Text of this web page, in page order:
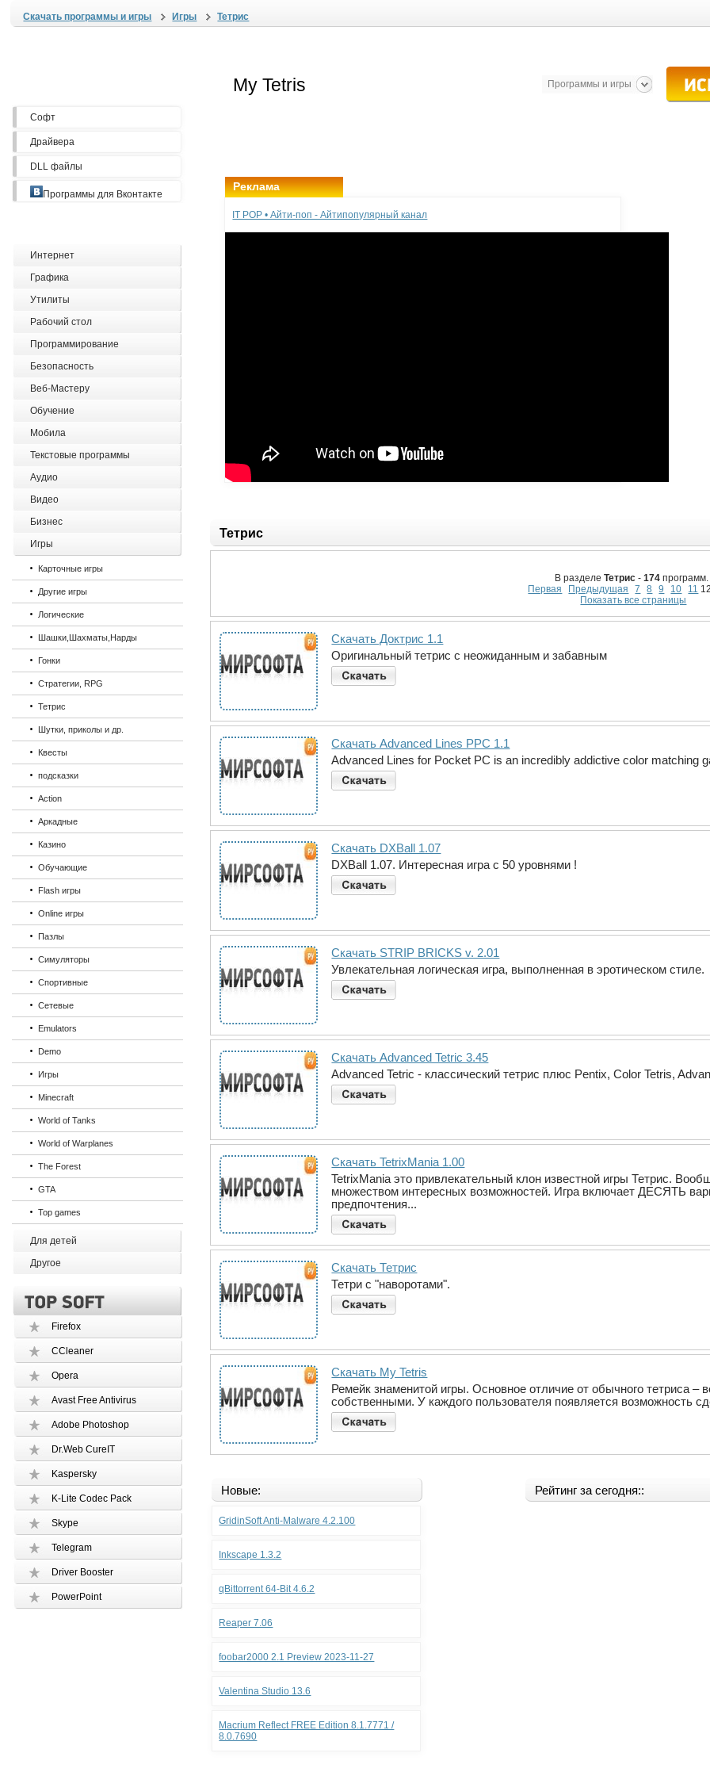
Скачать программы и игры Игры Тетрис
Программы и игры
Софт
Драйвера
DLL файлы
Программы для Вконтакте
Интернет
Графика
Утилиты
Рабочий стол
Программирование
Безопасность
Веб-Мастеру
Обучение
Мобила
Текстовые программы
Аудио
Видео
Бизнес
Игры
Карточные игры
Другие игры
Логические
Шашки,Шахматы,Нарды
Гонки
Стратегии, RPG
Тетрис
Шутки, приколы и др.
Квесты
подсказки
Action
Аркадные
Казино
Обучающие
Flash игры
Online игры
Пазлы
Симуляторы
Спортивные
Сетевые
Emulators
Demo
Игры
Minecraft
World of Tanks
World of Warplanes
The Forest
GTA
Top games
Для детей
Другое
Firefox
CCleaner
Opera
Avast Free Antivirus
Adobe Photoshop
Dr.Web CureIT
Kaspersky
K-Lite Codec Pack
Skype
Telegram
Driver Booster
PowerPoint
Реклама
IT POP • Айти-поп - Айтипопулярный канал
Тетрис
В разделе Тетрис- 174программ.
Первая
Предыдущая 7 8 9 10 11
Показать все страницы
Скачать Доктрис 1.1
Оригинальный тетрис с неожиданным и забавным
Скачать Advanced Lines PPC 1.1
Advanced Lines for Pocket PC is an incredibly addictive color matching
Скачать DXBall 1.07
DXBall 1.07. Интересная игра с 50 уровнями !
Скачать STRIP BRICKS v. 2.01
Увлекательная логическая игра, выполненная в эротическом стиле.
Скачать Advanced Tetric 3.45
Advanced Tetric - классический тетрис плюс Pentix, Color Tetris,
Скачать TetrixMania 1.00
TetrixMania это привлекательный клон известной игры Тетрис.
множеством интересных возможностей. Игра включает ДЕСЯТЬ
предпочтения...
Скачать Тетрис
Тетри с "наворотами".
Скачать My Tetris
Ремейк знаменитой игры. Основное отличие от обычного тетриса
собственными. У каждого пользователя появляется возможность
Новые:
GridinSoft Anti-Malware 4.2.100
Inkscape 1.3.2
qBittorrent 64-Bit 4.6.2
Reaper 7.06
foobar2000 2.1 Preview 2023-11-27
Valentina Studio 13.6
Macrium Reflect FREE Edition 8.1.7771 /
8.0.7690
Рейтинг за сегодня::